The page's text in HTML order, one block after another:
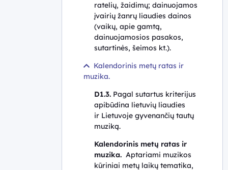
ratelių, žaidimų; dainuojamos
įvairių žanrų liaudies dainos
(vaikų, apie gamtą,
dainuojamosios pasakos,
sutartinės, šeimos kt.).
Kalendorinis metų ratas ir
muzika.
D1.3. Pagal sutartus kriterijus
apibūdina lietuvių liaudies
ir Lietuvoje gyvenančių tautų
muziką.
Kalendorinis metų ratas ir
muzika. Aptariami muzikos
kūriniai metų laikų tematika,